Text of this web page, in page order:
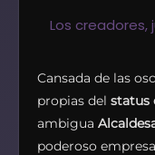
Los creadores,
Cansada de las
propias del status
ambigua
poderoso